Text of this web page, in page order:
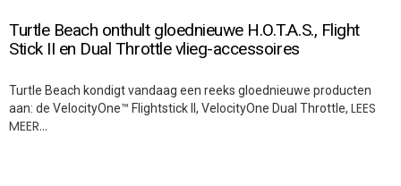
Turtle Beach onthult gloednieuwe H.O.T.A.S., Flight
Stick II en Dual Throttle vlieg-accessoires
Turtle Beach kondigt vandaag een reeks gloednieuwe producten
aan: de VelocityOne™ Flightstick II, VelocityOne Dual Throttle, LEES
MEER…